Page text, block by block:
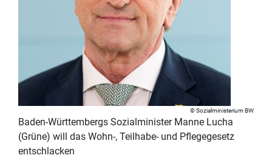
Sozialministerium BW
Baden-Württembergs Sozialminister Manne Lucha
(Grüne) will das Wohn-, Teilhabe- und Pflegegesetz
entschlacken